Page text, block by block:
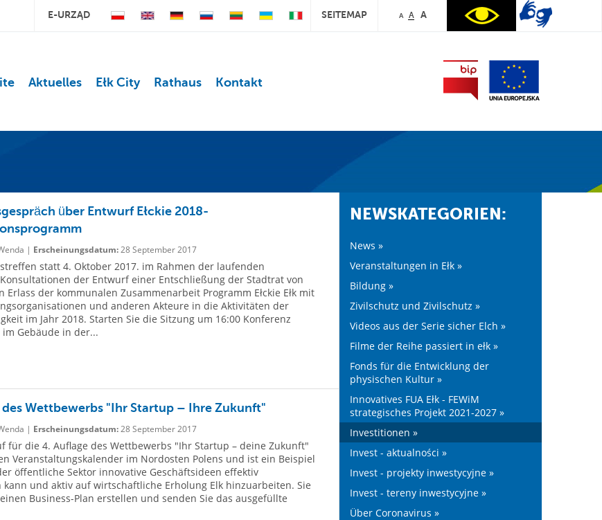
E-URZĄD SEITEMAP A A A
Aktuelles Ełk City Rathaus Kontakt
über Entwurf Ełckie 2018-
| Erscheinungsdatum:28 September 2017
statt 4. Oktober 2017. im Rahmen der laufenden
der Entwurf einer Entschließung der Stadtrat von
Erlass der kommunalen Zusammenarbeit Programm Ełckie Ełk mit
und anderen Akteure in die Aktivitäten der
im Jahr 2018. Starten Sie die Sitzung um 16:00 Konferenz
Gebäude in der...
des Wettbewerbs "Ihr Startup – Ihre Zukunft"
| Erscheinungsdatum:28 September 2017
für die 4. Auflage des Wettbewerbs "Ihr Startup – deine Zukunft"
Veranstaltungskalender im Nordosten Polens und ist ein Beispiel
öffentliche Sektor innovative Geschäftsideen effektiv
und aktiv auf wirtschaftliche Erholung Elk hinzuarbeiten. Sie
Business-Plan erstellen und senden Sie das ausgefüllte
NEWSKATEGORIEN:
News »
Veranstaltungen in Ełk »
Bildung »
Zivilschutz und Zivilschutz »
Videos aus der Serie sicher Elch »
Filme der Reihe passiert in ełk »
Fonds für die Entwicklung der
physischen Kultur »
Innovatives FUA Ełk - FEWiM
strategisches Projekt 2021-2027 »
Investitionen »
Invest - aktualności »
Invest - projekty inwestycyjne »
Invest - tereny inwestycyjne »
Über Coronavirus »